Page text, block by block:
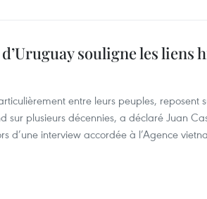
souligne les liens
entre leurs peuples, reposent
sur plusieurs décennies, a déclaré Juan
d’une interview accordée à l’Agence